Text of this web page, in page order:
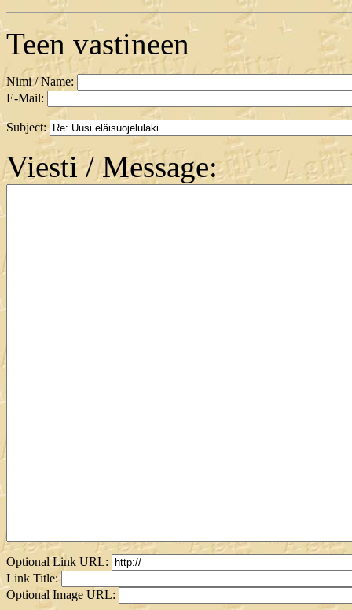
Teen vastineen
Nimi / Name:
E-Mail:
Subject:
Viesti / Message:
Optional Link URL:
Link Title:
Optional Image URL: